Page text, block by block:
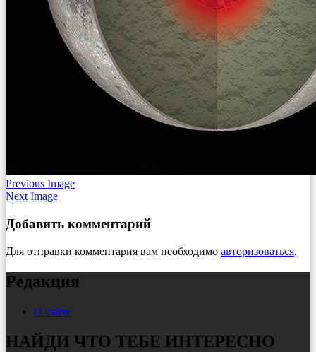
Previous Image
Next Image
Добавить комментарий
Для отправки комментария вам необходимо авторизоваться.
Редакция
О сайте
НАЙДИ ЧТО ТЕБЕ ИНТЕРЕСНО